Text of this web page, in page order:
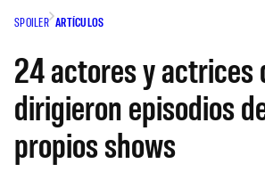
SPOILER ARTÍCULOS
24 actores y actrices
dirigieron episodios
propios shows